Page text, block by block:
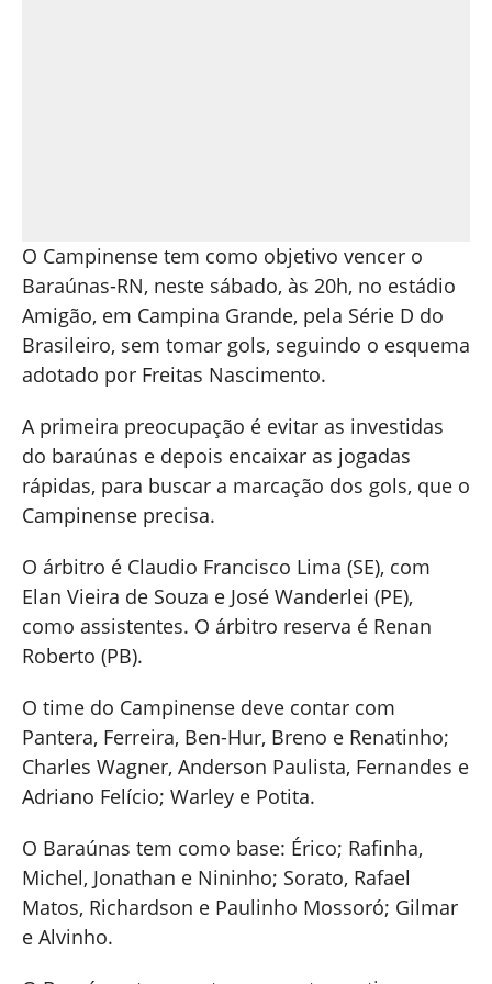
O Campinense tem como objetivo vencer o
Baraúnas-RN, neste sábado, às 20h, no estádio
Amigão, em Campina Grande, pela Série D do
Brasileiro, sem tomar gols, seguindo o esquema
adotado por Freitas Nascimento.
A primeira preocupação é evitar as investidas
do baraúnas e depois encaixar as jogadas
rápidas, para buscar a marcação dos gols, que o
Campinense precisa.
O árbitro é Claudio Francisco Lima (SE), com
Elan Vieira de Souza e José Wanderlei (PE),
como assistentes. O árbitro reserva é Renan
Roberto (PB).
O time do Campinense deve contar com
Pantera, Ferreira, Ben-Hur, Breno e Renatinho;
Charles Wagner, Anderson Paulista, Fernandes e
Adriano Felício; Warley e Potita.
O Baraúnas tem como base: Érico; Rafinha,
Michel, Jonathan e Nininho; Sorato, Rafael
Matos, Richardson e Paulinho Mossoró; Gilmar
e Alvinho.